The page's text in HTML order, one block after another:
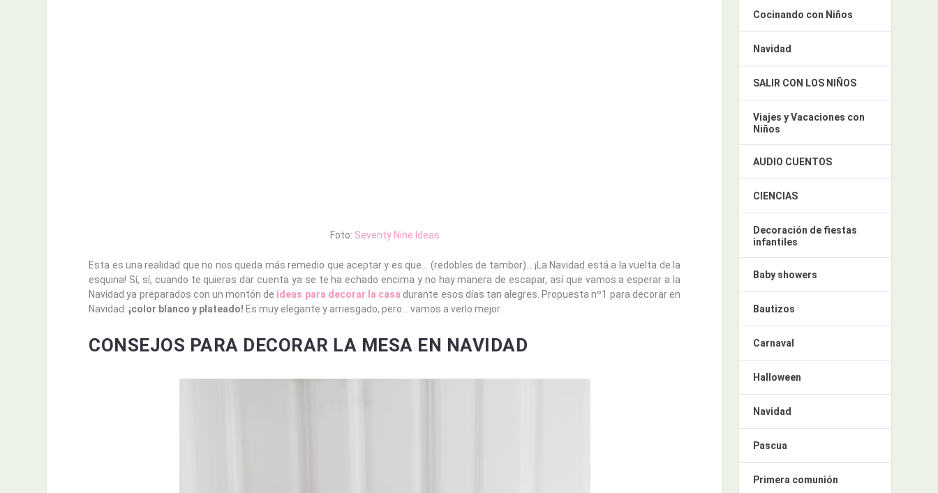
Foto: Seventy Nine Ideas
Esta es una realidad que no nos queda más remedio que aceptar y es que… (redobles de tambor)… ¡La Navidad está a la vuelta de la
esquina! Sí, sí, cuando te quieras dar cuenta ya se te ha echado encima y no hay manera de escapar, así que vamos a esperar a la
Navidad ya preparados con un montón de ideas para decorar la casa durante esos días tan alegres. Propuesta nº1 para decorar en
Navidad: ¡color blanco y plateado! Es muy elegante y arriesgado, pero… vamos a verlo mejor.
CONSEJOS PARA DECORAR LA MESA EN NAVIDAD
Cocinando con Niños
Navidad
SALIR CON LOS NIÑOS
Viajes y Vacaciones con
Niños
AUDIO CUENTOS
CIENCIAS
Decoración de fiestas
infantiles
Baby showers
Bautizos
Carnaval
Halloween
Navidad
Pascua
Primera comunión